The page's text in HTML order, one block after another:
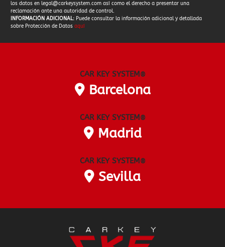
los datos en legal@carkeysystem.com así como el derecho a presentar una
reclamación ante una autoridad de control.
INFORMACIÓN ADICIONAL: Puede consultar la información adicional y detallada
sobre Protección de Datos aquí
CAR KEY SYSTEM®
Barcelona
CAR KEY SYSTEM®
Madrid
CAR KEY SYSTEM®
Sevilla